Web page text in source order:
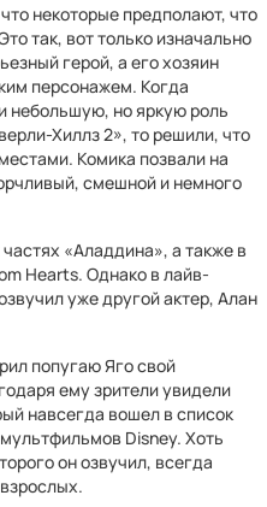
некоторые предполают, что
так, вот только изначально
герой, а его хозяин
персонажем. Когда
небольшую, но яркую роль
Хиллз 2», то решили, что
Комика позвали на
смешной и немного
«Аладдина», а также в
Hearts. Однако в лайв-
уже другой актер, Алан
попугаю Яго свой
ему зрители увидели
навсегда вошел в список
Disney. Хоть
он озвучил, всегда